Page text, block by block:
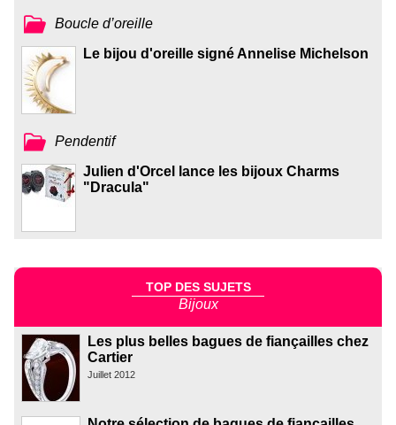
Boucle d’oreille
Le bijou d'oreille signé Annelise Michelson
Pendentif
Julien d'Orcel lance les bijoux Charms
"Dracula"
TOP DES SUJETS
Bijoux
Les plus belles bagues de fiançailles chez
Cartier
Juillet 2012